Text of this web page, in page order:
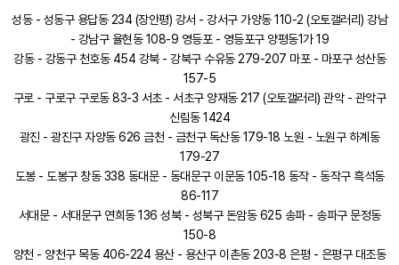
성동 - 성동구 용답동 234 (장안평) 강서 - 강서구 가양동 110-2 (오토갤러리) 강남
- 강남구 율현동 108-9 영등포 - 영등포구 양평동1가 19
강동 - 강동구 천호동 454 강북 - 강북구 수유동 279-207 마포 - 마포구 성산동
157-5
구로 - 구로구 구로동 83-3 서초 - 서초구 양재동 217 (오토갤러리) 관악 - 관악구
신림동 1424
광진 - 광진구 자양동 626 금천 - 금천구 독산동 179-18 노원 - 노원구 하계동
179-27
도봉 - 도봉구 창동 338 동대문 - 동대문구 이문동 105-18 동작 - 동작구 흑석동
86-117
서대문 - 서대문구 연희동 136 성북 - 성북구 돈암동 625 송파 - 송파구 문정동
150-8
양천 - 양천구 목동 406-224 용산 - 용산구 이촌동 203-8 은평 - 은평구 대조동